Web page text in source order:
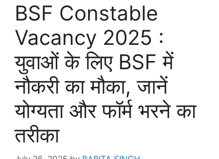
BSF Constable
Vacancy 2025 :
युवाओं के लिए BSF में
नौकरी का मौका, जानें
योग्यता और फॉर्म भरने का
तरीका